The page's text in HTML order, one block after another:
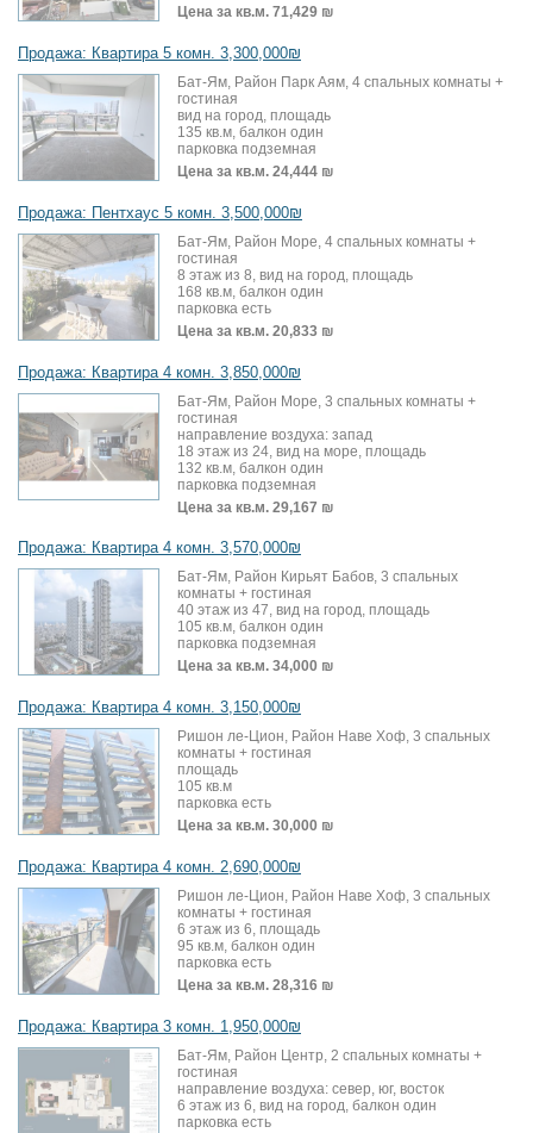
Цена за кв.м. 71,429 ₪
Продажа: Квартира 5 комн. 3,300,000₪
Бат-Ям, Район Парк Аям, 4 спальных комнаты +
гостиная
вид на город, площадь
135 кв.м, балкон один
парковка подземная
Цена за кв.м. 24,444 ₪
Продажа: Пентхаус 5 комн. 3,500,000₪
Бат-Ям, Район Море, 4 спальных комнаты +
гостиная
8 этаж из 8, вид на город, площадь
168 кв.м, балкон один
парковка есть
Цена за кв.м. 20,833 ₪
Продажа: Квартира 4 комн. 3,850,000₪
Бат-Ям, Район Море, 3 спальных комнаты +
гостиная
направление воздуха: запад
18 этаж из 24, вид на море, площадь
132 кв.м, балкон один
парковка подземная
Цена за кв.м. 29,167 ₪
Продажа: Квартира 4 комн. 3,570,000₪
Бат-Ям, Район Кирьят Бабов, 3 спальных
комнаты + гостиная
40 этаж из 47, вид на город, площадь
105 кв.м, балкон один
парковка подземная
Цена за кв.м. 34,000 ₪
Продажа: Квартира 4 комн. 3,150,000₪
Ришон ле-Цион, Район Наве Хоф, 3 спальных
комнаты + гостиная
площадь
105 кв.м
парковка есть
Цена за кв.м. 30,000 ₪
Продажа: Квартира 4 комн. 2,690,000₪
Ришон ле-Цион, Район Наве Хоф, 3 спальных
комнаты + гостиная
6 этаж из 6, площадь
95 кв.м, балкон один
парковка есть
Цена за кв.м. 28,316 ₪
Продажа: Квартира 3 комн. 1,950,000₪
Бат-Ям, Район Центр, 2 спальных комнаты +
гостиная
направление воздуха: север, юг, восток
6 этаж из 6, вид на город, балкон один
парковка есть